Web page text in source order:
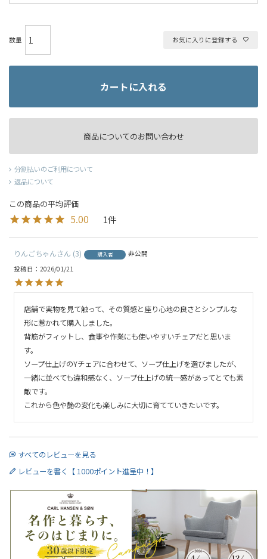
お気に入りに登録する
カートに入れる
商品についてのお問い合わせ
分割払いのご利用について
返品について
5.00 1
りんごちゃん 3 購入者
非公開
投稿日
2026/01/21
店舗で実物を見て触って、その質感と座り心地の良さとシンプルな
形に惹かれて購入しました。
背筋がフィットし、食事や作業にも使いやすいチェアだと思いま
す。
ソープ仕上げのYチェアに合わせて、ソープ仕上げを選びましたが、
一緒に並べても違和感なく、ソープ仕上げの統一感があってとても素
敵です。
これから色や艶の変化も楽しみに大切に育てていきたいです。
すべてのレビューを見る
レビューを書く【 1000ポイント進呈中！】